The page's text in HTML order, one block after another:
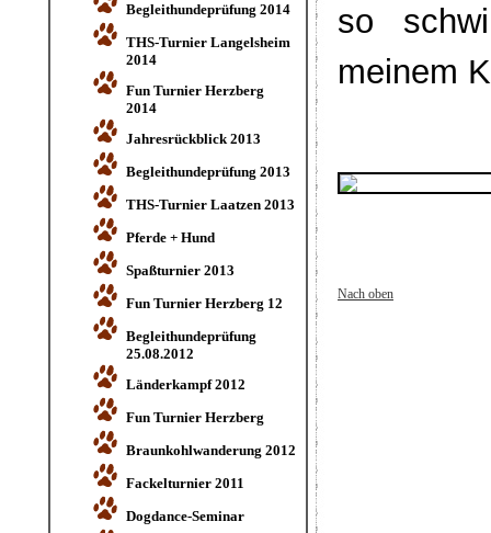
Begleithundeprüfung 2014
THS-Turnier Langelsheim
2014
Fun Turnier Herzberg
2014
Jahresrückblick 2013
Begleithundeprüfung 2013
THS-Turnier Laatzen 2013
Pferde + Hund
Spaßturnier 2013
Fun Turnier Herzberg 12
Begleithundeprüfung
25.08.2012
Länderkampf 2012
Fun Turnier Herzberg
Braunkohlwanderung 2012
Fackelturnier 2011
Dogdance-Seminar
so
meinem
Nach oben